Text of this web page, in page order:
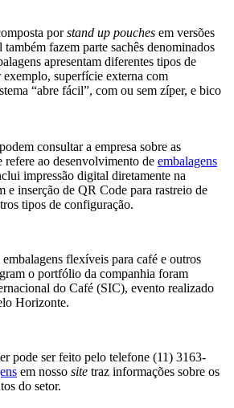
porstand up pouches em versões
fazem parte sachês denominados
apresentam diferentes tipos de
superfície externa com
“abre fácil”, com ou sem zíper, e bico
consultar a empresa sobre as
refere ao desenvolvimento de embalagens
impressão digital diretamente na
e inserção de QR Code para rastreio de
tipos de configuração.
flexíveis para café e outros
o portfólio da companhia foram
do Café (SIC), evento realizado
Horizonte.
pode ser feito pelo telefone (11) 3163-
em nosso site traz informações sobre os
do setor.